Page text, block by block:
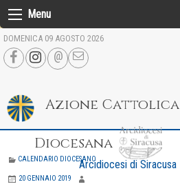
Skip
to
content
Menu
DOMENICA 09 AGOSTO 2026
Azione Cattolica
Diocesana
Arcidiocesi di Siracusa
CALENDARIO DIOCESANO
20 GENNAIO 2019